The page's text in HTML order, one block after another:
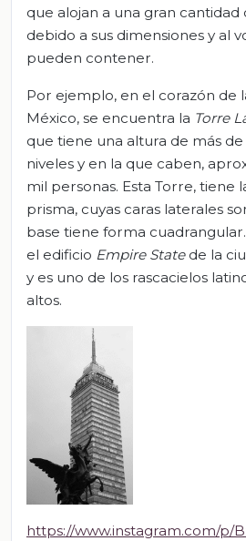
que alojan a una gran cantidad
debido a sus dimensiones y al
pueden contener.
Por ejemplo, en el corazón de
México, se encuentra la Torre
que tiene una altura de más
niveles y en la que caben,
mil personas. Esta Torre, tiene
prisma, cuyas caras laterales
base tiene forma
el edificio Empire State de la
y es uno de los rascacielos
altos.
https://www.instagram.com/p/